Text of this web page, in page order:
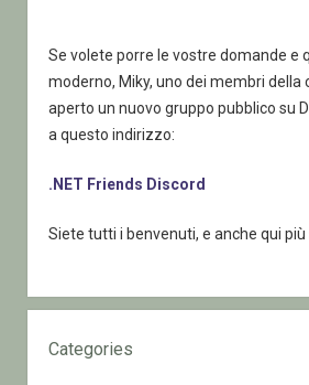
Se volete porre le vostre domande e
moderno, Miky, uno dei membri della
aperto un nuovo gruppo pubblico su
a questo indirizzo:
.NET Friends Discord
Siete tutti i benvenuti, e anche qui più
Categories